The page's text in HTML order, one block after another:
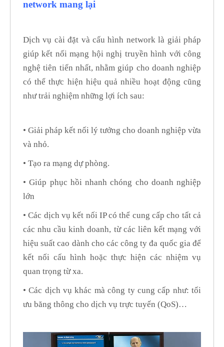
network mang lại
Dịch vụ cài đặt và cấu hình network là giải pháp
giúp kết nối mạng hội nghị truyền hình với công
nghệ tiên tiến nhất, nhằm giúp cho doanh nghiệp
có thể thực hiện hiệu quả nhiều hoạt động cũng
như trải nghiệm những lợi ích sau:
• Giải pháp kết nối lý tưởng cho doanh nghiệp vừa
và nhỏ.
• Tạo ra mạng dự phòng.
• Giúp phục hồi nhanh chóng cho doanh nghiệp
lớn
• Các dịch vụ kết nối IP có thể cung cấp cho tất cả
các nhu cầu kinh doanh, từ các liên kết mạng với
hiệu suất cao dành cho các công ty đa quốc gia để
kết nối cấu hình hoặc thực hiện các nhiệm vụ
quan trọng từ xa.
• Các dịch vụ khác mà công ty cung cấp như: tối
ưu băng thông cho dịch vụ trực tuyến (QoS)…